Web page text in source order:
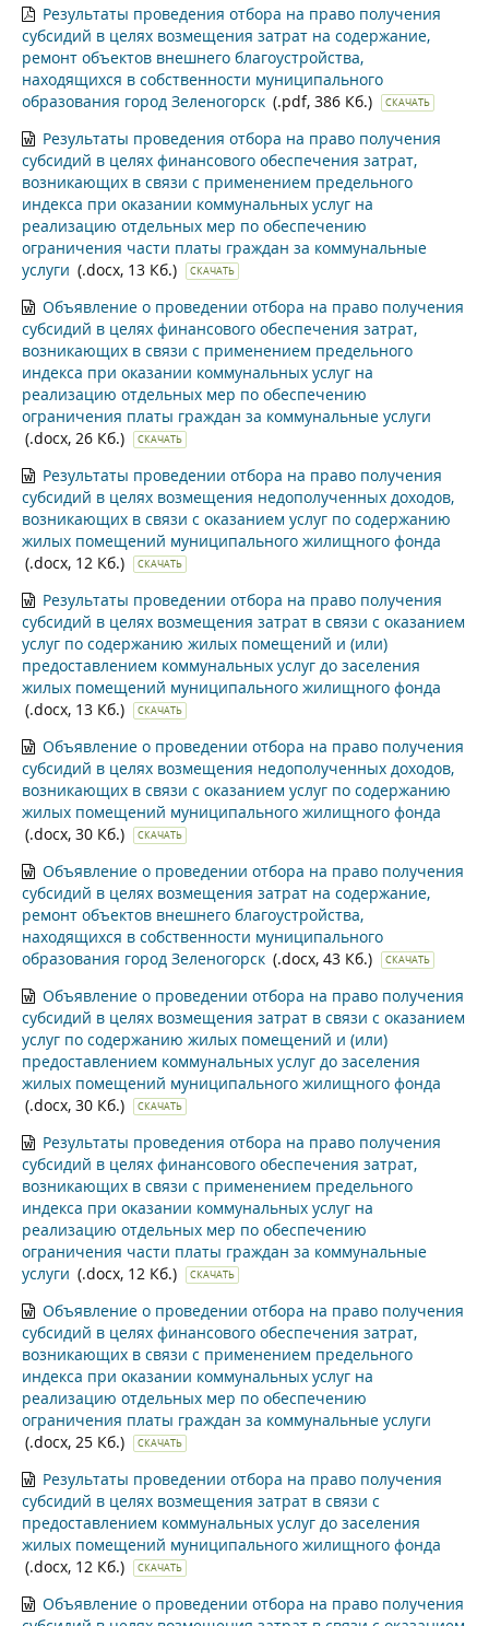
Результаты проведения отбора на право получения
субсидий в целях возмещения затрат на содержание,
ремонт объектов внешнего благоустройства,
находящихся в собственности муниципального
образования город Зеленогорск (.pdf, 386 Кб.) СКАЧАТЬ
Результаты проведения отбора на право получения
субсидий в целях финансового обеспечения затрат,
возникающих в связи с применением предельного
индекса при оказании коммунальных услуг на
реализацию отдельных мер по обеспечению
ограничения части платы граждан за коммунальные
услуги (.docx, 13 Кб.) СКАЧАТЬ
Объявление о проведении отбора на право получения
субсидий в целях финансового обеспечения затрат,
возникающих в связи с применением предельного
индекса при оказании коммунальных услуг на
реализацию отдельных мер по обеспечению
ограничения платы граждан за коммунальные услуги
(.docx, 26 Кб.)
СКАЧАТЬ
Результаты проведении отбора на право получения
субсидий в целях возмещения недополученных доходов,
возникающих в связи с оказанием услуг по содержанию
жилых помещений муниципального жилищного фонда
(.docx, 12 Кб.)
СКАЧАТЬ
Результаты проведении отбора на право получения
субсидий в целях возмещения затрат в связи с оказанием
услуг по содержанию жилых помещений и (или)
предоставлением коммунальных услуг до заселения
жилых помещений муниципального жилищного фонда
(.docx, 13 Кб.)
СКАЧАТЬ
Объявление о проведении отбора на право получения
субсидий в целях возмещения недополученных доходов,
возникающих в связи с оказанием услуг по содержанию
жилых помещений муниципального жилищного фонда
(.docx, 30 Кб.)
СКАЧАТЬ
Объявление о проведении отбора на право получения
субсидий в целях возмещения затрат на содержание,
ремонт объектов внешнего благоустройства,
находящихся в собственности муниципального
образования город Зеленогорск (.docx, 43 Кб.) СКАЧАТЬ
Объявление о проведении отбора на право получения
субсидий в целях возмещения затрат в связи с оказанием
услуг по содержанию жилых помещений и (или)
предоставлением коммунальных услуг до заселения
жилых помещений муниципального жилищного фонда
(.docx, 30 Кб.)
СКАЧАТЬ
Результаты проведения отбора на право получения
субсидий в целях финансового обеспечения затрат,
возникающих в связи с применением предельного
индекса при оказании коммунальных услуг на
реализацию отдельных мер по обеспечению
ограничения части платы граждан за коммунальные
услуги (.docx, 12 Кб.) СКАЧАТЬ
Объявление о проведении отбора на право получения
субсидий в целях финансового обеспечения затрат,
возникающих в связи с применением предельного
индекса при оказании коммунальных услуг на
реализацию отдельных мер по обеспечению
ограничения платы граждан за коммунальные услуги
(.docx, 25 Кб.)
СКАЧАТЬ
Результаты проведении отбора на право получения
субсидий в целях возмещения затрат в связи с
предоставлением коммунальных услуг до заселения
жилых помещений муниципального жилищного фонда
(.docx, 12 Кб.)
СКАЧАТЬ
Объявление о проведении отбора на право получения